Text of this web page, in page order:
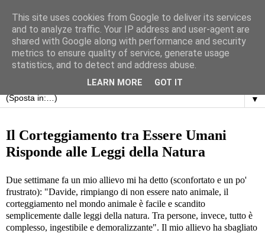
▼
Il Corteggiamento tra Essere Umani
Risponde alle Leggi della Natura
Due settimane fa un mio allievo mi ha detto (sconfortato e un po'
frustrato): "Davide, rimpiango di non essere nato animale, il
corteggiamento nel mondo animale è facile e scandito
semplicemente dalle leggi della natura. Tra persone, invece, tutto è
complesso, ingestibile e demoralizzante". Il mio allievo ha sbagliato
This site uses cookies from Google to deliver its services
and to analyze traffic. Your IP address and user-agent are
shared with Google along with performance and security
metrics to ensure quality of service, generate usage
statistics, and to detect and address abuse.
LEARN MORE GOT IT